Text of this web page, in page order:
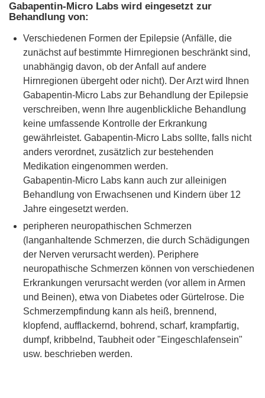
Gabapentin-Micro Labs wird eingesetzt zur
Behandlung von:
Verschiedenen Formen der Epilepsie (Anfälle, die
zunächst auf bestimmte Hirnregionen beschränkt sind,
unabhängig davon, ob der Anfall auf andere
Hirnregionen übergeht oder nicht). Der Arzt wird Ihnen
Gabapentin-Micro Labs zur Behandlung der Epilepsie
verschreiben, wenn Ihre augenblickliche Behandlung
keine umfassende Kontrolle der Erkrankung
gewährleistet. Gabapentin-Micro Labs sollte, falls nicht
anders verordnet, zusätzlich zur bestehenden
Medikation eingenommen werden.
Gabapentin-Micro Labs kann auch zur alleinigen
Behandlung von Erwachsenen und Kindern über 12
Jahre eingesetzt werden.
peripheren neuropathischen Schmerzen
(langanhaltende Schmerzen, die durch Schädigungen
der Nerven verursacht werden). Periphere
neuropathische Schmerzen können von verschiedenen
Erkrankungen verursacht werden (vor allem in Armen
und Beinen), etwa von Diabetes oder Gürtelrose. Die
Schmerzempfindung kann als heiß, brennend,
klopfend, aufflackernd, bohrend, scharf, krampfartig,
dumpf, kribbelnd, Taubheit oder "Eingeschlafensein"
usw. beschrieben werden.